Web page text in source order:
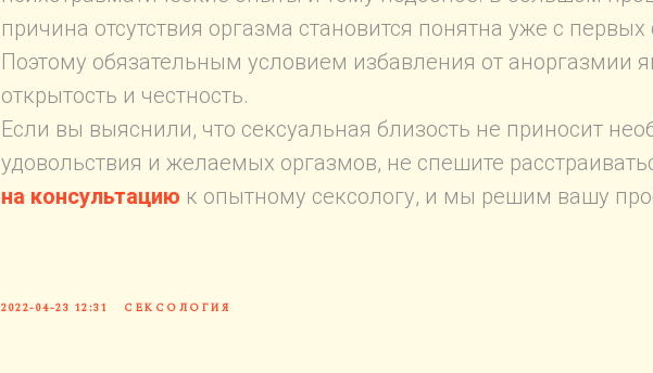
причина отсутствия оргазма становится понятна уже с первых
Поэтому обязательным условием избавления от аноргазмии
открытость и честность.
Если вы выяснили, что сексуальная близость не приносит
удовольствия и желаемых оргазмов, не спешите
на консультацию к опытному сексологу, и мы решим вашу
2022-04-23 12:31 СЕКСОЛОГИЯ